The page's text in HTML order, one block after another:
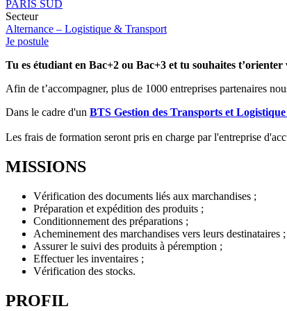
PARIS SUD
Secteur
Alternance – Logistique & Transport
Je postule
Tu es étudiant en Bac+2 ou Bac+3 et tu souhaites
Afin de t’accompagner, plus de 1000 entreprises partenaires
Dans le cadre d'un BTS Gestion des Transports et Logistique
Les frais de formation seront pris en charge par l'entreprise
MISSIONS
Vérification des documents liés aux marchandises ;
Préparation et expédition des produits ;
Conditionnement des préparations ;
Acheminement des marchandises vers leurs destinataires ;
Assurer le suivi des produits à péremption ;
Effectuer les inventaires ;
Vérification des stocks.
PROFIL